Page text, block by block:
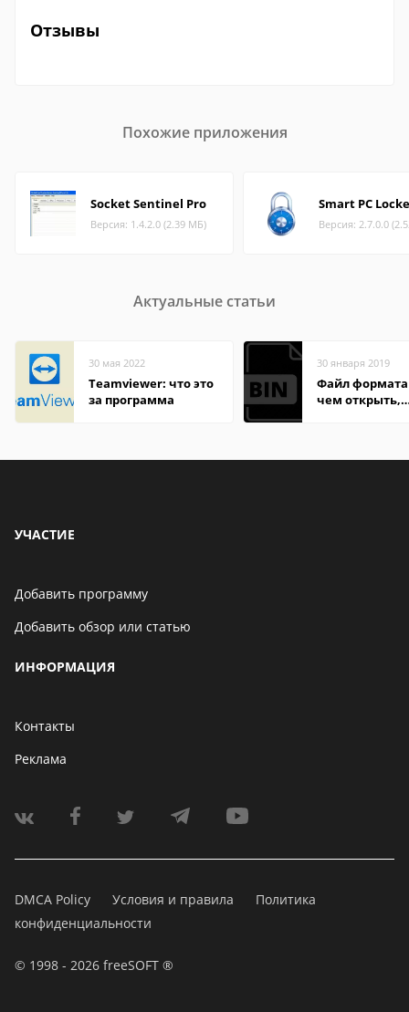
Отзывы
Похожие приложения
Socket Sentinel Pro
Версия: 1.4.2.0 (2.39 МБ)
Smart PC
Версия: 2.7.0.0
Актуальные статьи
30 мая 2022
Teamviewer: что это
за программа
30 января 2019
Файл формата
чем открыть,
УЧАСТИЕ
Добавить программу
Добавить обзор или статью
ИНФОРМАЦИЯ
Контакты
Реклама
DMCA Policy Условия и правила
Политика
конфиденциальности
© 1998 - 2026 freeSOFT ®